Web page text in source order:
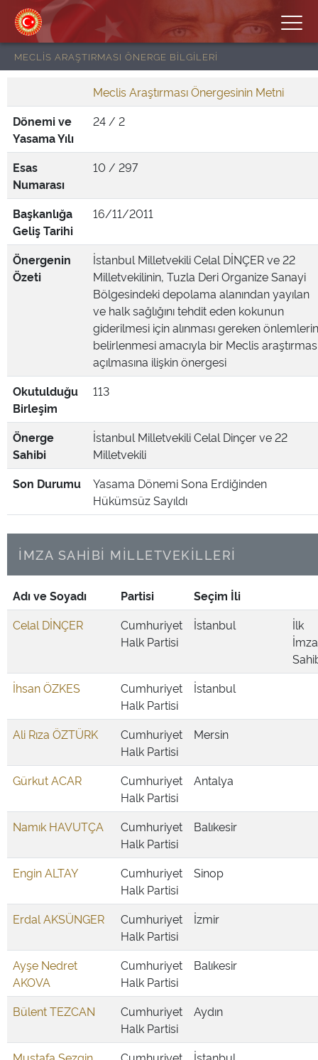
MECLİS ARAŞTIRMASI ÖNERGE BİLGİLERİ
Meclis Araştırması Önergesinin Metni
Dönemi ve
Yasama Yılı
24 / 2
Esas
Numarası
10 / 297
Başkanlığa
Geliş Tarihi
16/11/2011
Önergenin
Özeti
İstanbul Milletvekili Celal DİNÇER ve 22
Milletvekilinin, Tuzla Deri Organize Sanayi
Bölgesindeki depolama alanından yayılan
ve halk sağlığını tehdit eden kokunun
giderilmesi için alınması gereken önlemlerin
belirlenmesi amacıyla bir Meclis
açılmasına ilişkin önergesi
Okutulduğu
Birleşim
113
Önerge
Sahibi
İstanbul Milletvekili Celal Dinçer ve 22
Milletvekili
Son Durumu
Yasama Dönemi Sona Erdiğinden
Hükümsüz Sayıldı
İMZA SAHİBİ MİLLETVEKİLLERİ
Adı ve Soyadı Partisi
Seçim İli
Celal DİNÇER
Cumhuriyet
Halk Partisi
İstanbul
İlk
İmza
İhsan ÖZKES
Cumhuriyet
Halk Partisi
İstanbul
Ali Rıza ÖZTÜRK
Cumhuriyet
Halk Partisi
Mersin
Gürkut ACAR
Cumhuriyet
Halk Partisi
Antalya
Namık HAVUTÇA
Cumhuriyet
Halk Partisi
Balıkesir
Engin ALTAY
Cumhuriyet
Halk Partisi
Sinop
Erdal AKSÜNGER
Cumhuriyet
Halk Partisi
İzmir
Ayşe Nedret
AKOVA
Cumhuriyet
Halk Partisi
Balıkesir
Bülent TEZCAN
Cumhuriyet
Halk Partisi
Aydın